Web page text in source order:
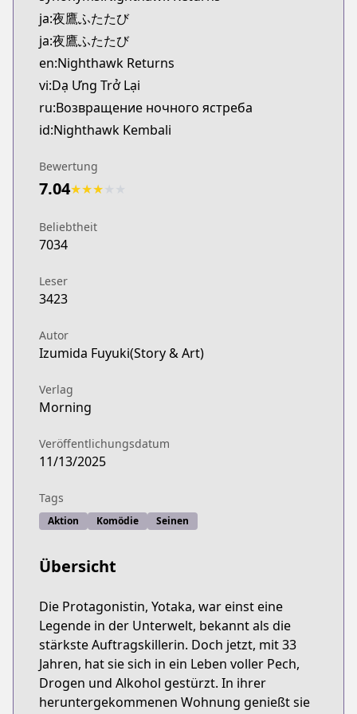
ja:夜鷹ふたたび
ja:夜鷹ふたたび
en:Nighthawk Returns
vi:Dạ Ưng Trở Lại
ru:Возвращение ночного ястреба
id:Nighthawk Kembali
Bewertung
7.04★★★
Beliebtheit
7034
Leser
3423
Autor
Izumida Fuyuki(Story & Art)
Verlag
Morning
Veröffentlichungsdatum
11/13/2025
Tags
Aktion Komödie Seinen
Übersicht
Die Protagonistin, Yotaka, war einst eine
Legende in der Unterwelt, bekannt als die
stärkste Auftragskillerin. Doch jetzt, mit 33
Jahren, hat sie sich in ein Leben voller Pech,
Drogen und Alkohol gestürzt. In ihrer
heruntergekommenen Wohnung genießt sie